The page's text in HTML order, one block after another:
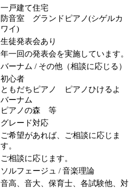
一戸建て住宅
防音室 グランドピアノ(シゲルカ
ワイ)
生徒発表会あり
年一回の発表会を実施しています。
バーナム / その他（相談に応じる）
初心者
ともだちピアノ ピアノひけるよ
バーナム
ピアノの森 等
グレード対応
ご希望があれば、ご相談に応じま
す。
ご相談に応じます。
ソルフェージュ / 音楽理論
音高、音大、保育士、各試験他、対